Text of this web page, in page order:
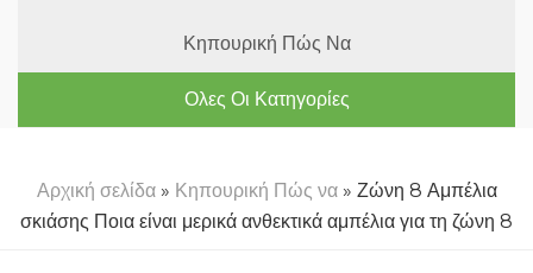
Κηπουρική Πώς Να
Ολες Οι Κατηγορίες
Αρχική σελίδα» Κηπουρική Πώς να» Ζώνη 8 Αμπέλια
σκιάσης Ποια είναι μερικά ανθεκτικά αμπέλια για τη ζώνη 8